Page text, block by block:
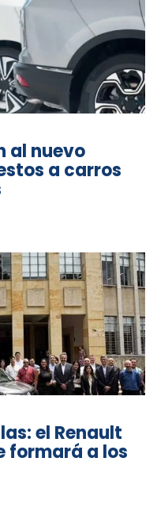
al nuevo
a carros
el Renault
formará a los